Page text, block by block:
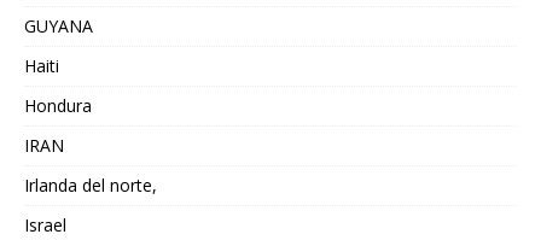
GUYANA
Haiti
Hondura
IRAN
Irlanda del norte,
Israel